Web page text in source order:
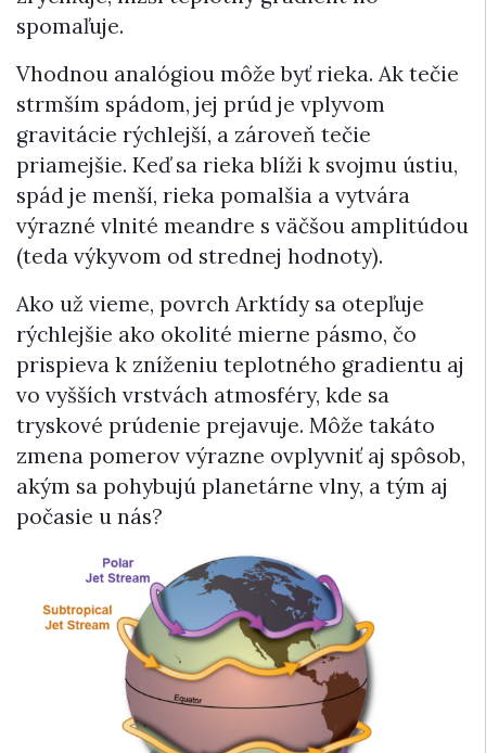
spomaľuje.
Vhodnou analógiou môže byť rieka. Ak tečie
strmším spádom, jej prúd je vplyvom
gravitácie rýchlejší, a zároveň tečie
priamejšie. Keď sa rieka blíži k svojmu ústiu,
spád je menší, rieka pomalšia a vytvára
výrazné vlnité meandre s väčšou amplitúdou
(teda výkyvom od strednej hodnoty).
Ako už vieme, povrch Arktídy sa otepľuje
rýchlejšie ako okolité mierne pásmo, čo
prispieva k zníženiu teplotného gradientu aj
vo vyšších vrstvách atmosféry, kde sa
tryskové prúdenie prejavuje. Môže takáto
zmena pomerov výrazne ovplyvniť aj spôsob,
akým sa pohybujú planetárne vlny, a tým aj
počasie u nás?